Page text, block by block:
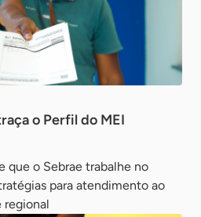
o Perfil do MEI
que o Sebrae trabalhe no
para atendimento ao
regional